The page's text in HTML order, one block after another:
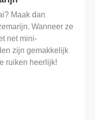
Maak dan
Wanneer ze
net mini-
zijn gemakkelijk
ruiken heerlijk!